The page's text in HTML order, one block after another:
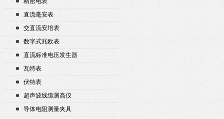
直流毫安表
交直流安培表
数字式兆欧表
直流标准电压发生器
瓦特表
伏特表
超声波线缆测高仪
导体电阻测量夹具